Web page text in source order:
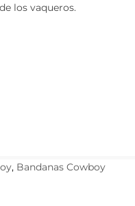
los vaqueros.
, Bandanas Cowboy